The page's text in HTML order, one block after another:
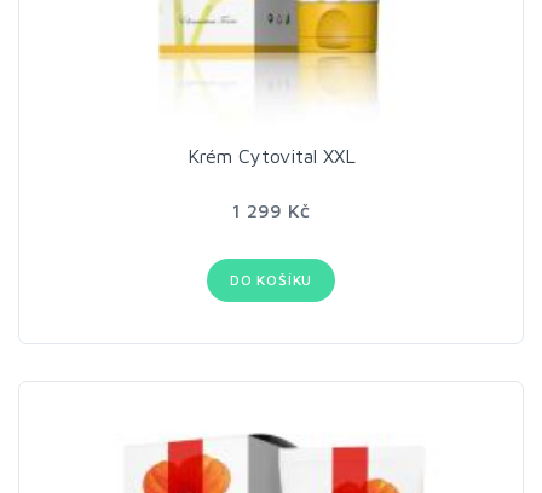
Krém Cytovital XXL
1 299 Kč
DO KOŠÍKU